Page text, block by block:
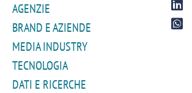
AGENZIE
BRAND E AZIENDE
MEDIA INDUSTRY
TECNOLOGIA
DATI E RICERCHE